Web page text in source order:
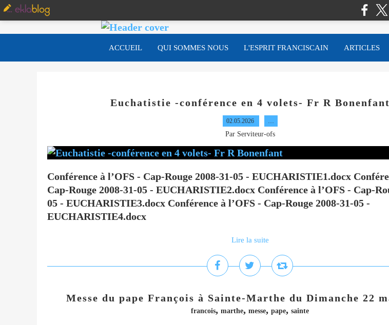
ACCUEIL QUI SOMMES NOUS L'ESPRIT FRANCISCAIN ARTICLES
Euchatistie -conférence en 4 volets- Fr R Bonenfant
02.05.2026 …
Par Serviteur-ofs
Conférence à l’OFS - Cap-Rouge 2008-31-05 - EUCHARISTIE1.docx
Cap-Rouge 2008-31-05 - EUCHARISTIE2.docx Conférence à l’OFS - Cap-
05 - EUCHARISTIE3.docx Conférence à l’OFS - Cap-Rouge 2008-31-05 -
EUCHARISTIE4.docx
Lire la suite
Messe du pape François à Sainte-Marthe du Dimanche 22
francois, marthe, messe, pape, sainte